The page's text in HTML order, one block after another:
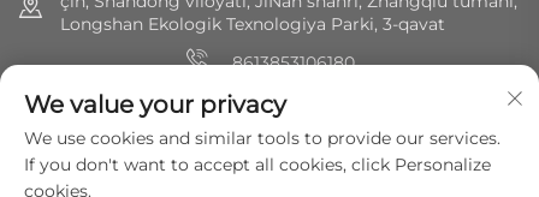
Longshan Ekologik Texnologiya Parki, 3-qavat
8613853106180
+86 (0) 531 8891 0288
[email protected]
We value your privacy
We use cookies and similar tools to provide our services.
If you don't want to accept all cookies, click Personalize
cookies.